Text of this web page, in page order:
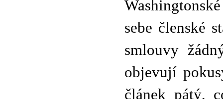
sebe členské
smlouvy
objevují
článek pátý,